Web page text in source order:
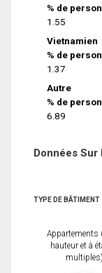
% de
1.55
Vietnamien
% de
1.37
Autre
% de
6.89
Données Sur
TYPE DE BÂTIMENT
Appartements
hauteur et à
multiples)